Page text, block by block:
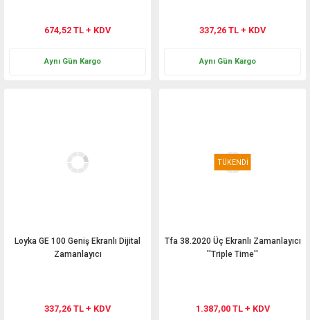
674,52 TL + KDV
Aynı Gün Kargo
337,26 TL + KDV
Aynı Gün Kargo
Loyka GE 100 Geniş Ekranlı Dijital
Zamanlayıcı
337,26 TL + KDV
TÜKENDİ
Tfa 38.2020 Üç Ekranlı Zamanlayıcı
''Triple Time''
1.387,00 TL + KDV